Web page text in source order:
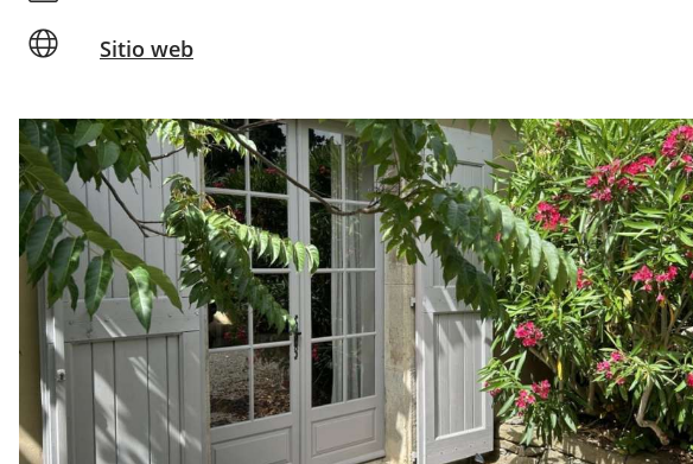
Sitio web